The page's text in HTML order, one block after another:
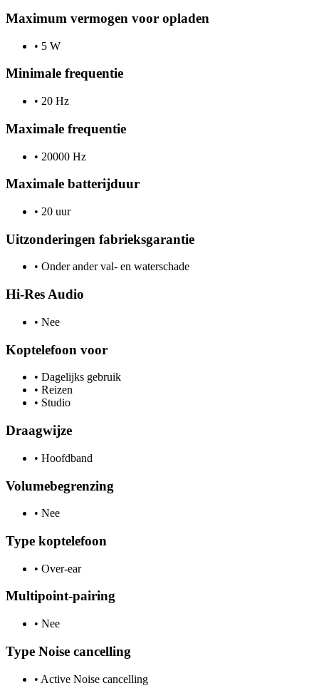
Maximum vermogen voor opladen
• 5 W
Minimale frequentie
• 20 Hz
Maximale frequentie
• 20000 Hz
Maximale batterijduur
• 20 uur
Uitzonderingen fabrieksgarantie
• Onder ander val- en waterschade
Hi-Res Audio
• Nee
Koptelefoon voor
• Dagelijks gebruik
• Reizen
• Studio
Draagwijze
• Hoofdband
Volumebegrenzing
• Nee
Type koptelefoon
• Over-ear
Multipoint-pairing
• Nee
Type Noise cancelling
• Active Noise cancelling